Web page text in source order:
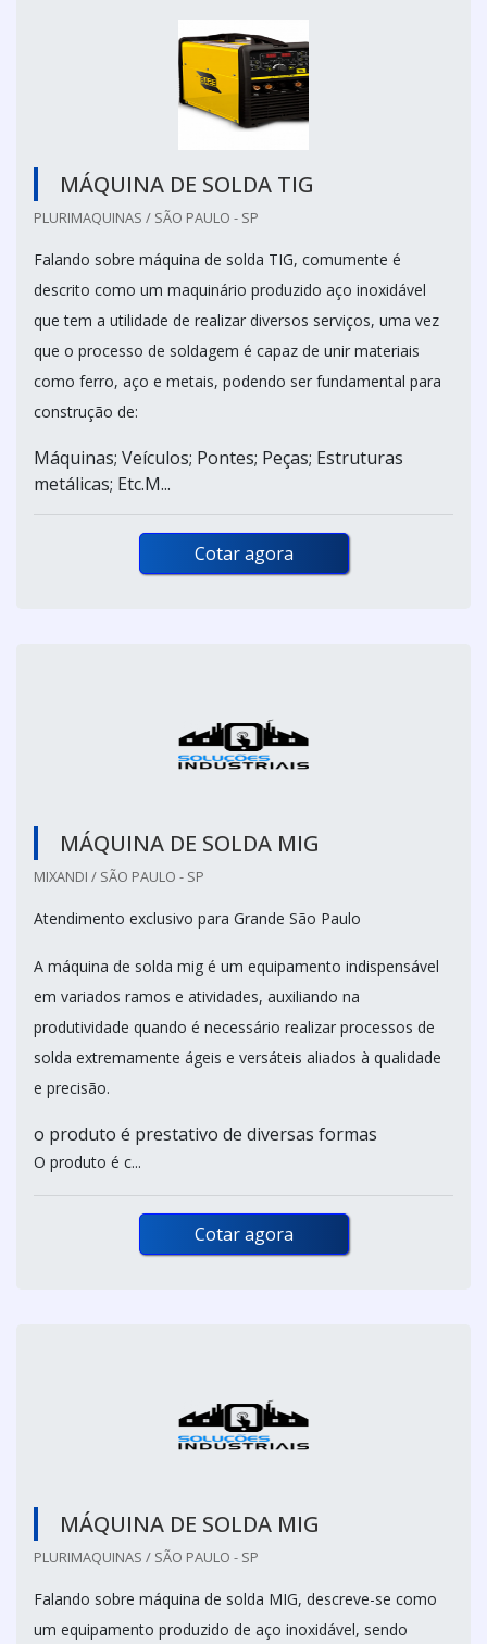
MÁQUINA DE SOLDA TIG
PLURIMAQUINAS / SÃO PAULO - SP
Falando sobre máquina de solda TIG, comumente é
descrito como um maquinário produzido aço inoxidável
que tem a utilidade de realizar diversos serviços, uma vez
que o processo de soldagem é capaz de unir materiais
como ferro, aço e metais, podendo ser fundamental para
construção de:
Máquinas; Veículos; Pontes; Peças; Estruturas
metálicas; Etc.M...
Cotar agora
MÁQUINA DE SOLDA MIG
MIXANDI / SÃO PAULO - SP
Atendimento exclusivo para Grande São Paulo
A máquina de solda mig é um equipamento indispensável
em variados ramos e atividades, auxiliando na
produtividade quando é necessário realizar processos de
solda extremamente ágeis e versáteis aliados à qualidade
e precisão.
o produto é prestativo de diversas formas
O produto é c...
Cotar agora
MÁQUINA DE SOLDA MIG
PLURIMAQUINAS / SÃO PAULO - SP
Falando sobre máquina de solda MIG, descreve-se como
um equipamento produzido de aço inoxidável, sendo